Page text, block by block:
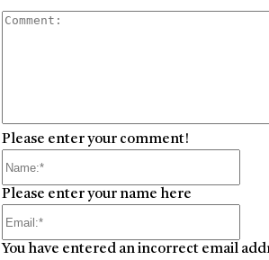
Please enter your comment!
Please enter your name here
You have entered an incorrect email